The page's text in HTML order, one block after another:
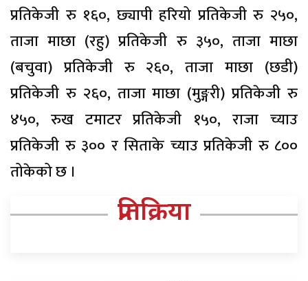
प्रतिकेजी रु १६०, छ्यापी हरियो प्रतिकेजी रु २५०,
ताजा माछा (रहु) प्रतिकेजी रु ३५०, ताजा माछा
(बचुवा) प्रतिकेजी रु २६०, ताजा माछा (छडी)
प्रतिकेजी रु २६०, ताजा माछा (मुङ्गरी) प्रतिकेजी रु
४५०, रुख टमाटर प्रतिकेजी १५०, राजा च्याउ
प्रतिकेजी रु ३०० र सिताके च्याउ प्रतिकेजी रु ८००
तोकेको छ ।
प्रतिक्रिया